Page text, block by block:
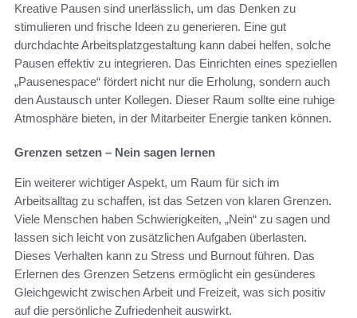
Kreative Pausen sind unerlässlich, um das Denken zu
stimulieren und frische Ideen zu generieren. Eine gut
durchdachte Arbeitsplatzgestaltung kann dabei helfen, solche
Pausen effektiv zu integrieren. Das Einrichten eines speziellen
„Pausenespace“ fördert nicht nur die Erholung, sondern auch
den Austausch unter Kollegen. Dieser Raum sollte eine ruhige
Atmosphäre bieten, in der Mitarbeiter Energie tanken können.
Grenzen setzen – Nein sagen lernen
Ein weiterer wichtiger Aspekt, um Raum für sich im
Arbeitsalltag zu schaffen, ist das Setzen von klaren Grenzen.
Viele Menschen haben Schwierigkeiten, „Nein“ zu sagen und
lassen sich leicht von zusätzlichen Aufgaben überlasten.
Dieses Verhalten kann zu Stress und Burnout führen. Das
Erlernen des Grenzen Setzens ermöglicht ein gesünderes
Gleichgewicht zwischen Arbeit und Freizeit, was sich positiv
auf die persönliche Zufriedenheit auswirkt.